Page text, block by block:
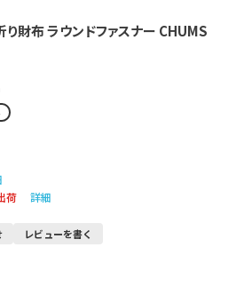
り財布 ラウンドファスナー CHUMS
荷 詳細
レビューを書く